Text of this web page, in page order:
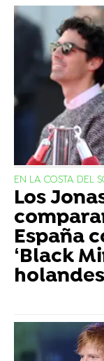
EN LA COSTA DEL
Los
España
‘Black